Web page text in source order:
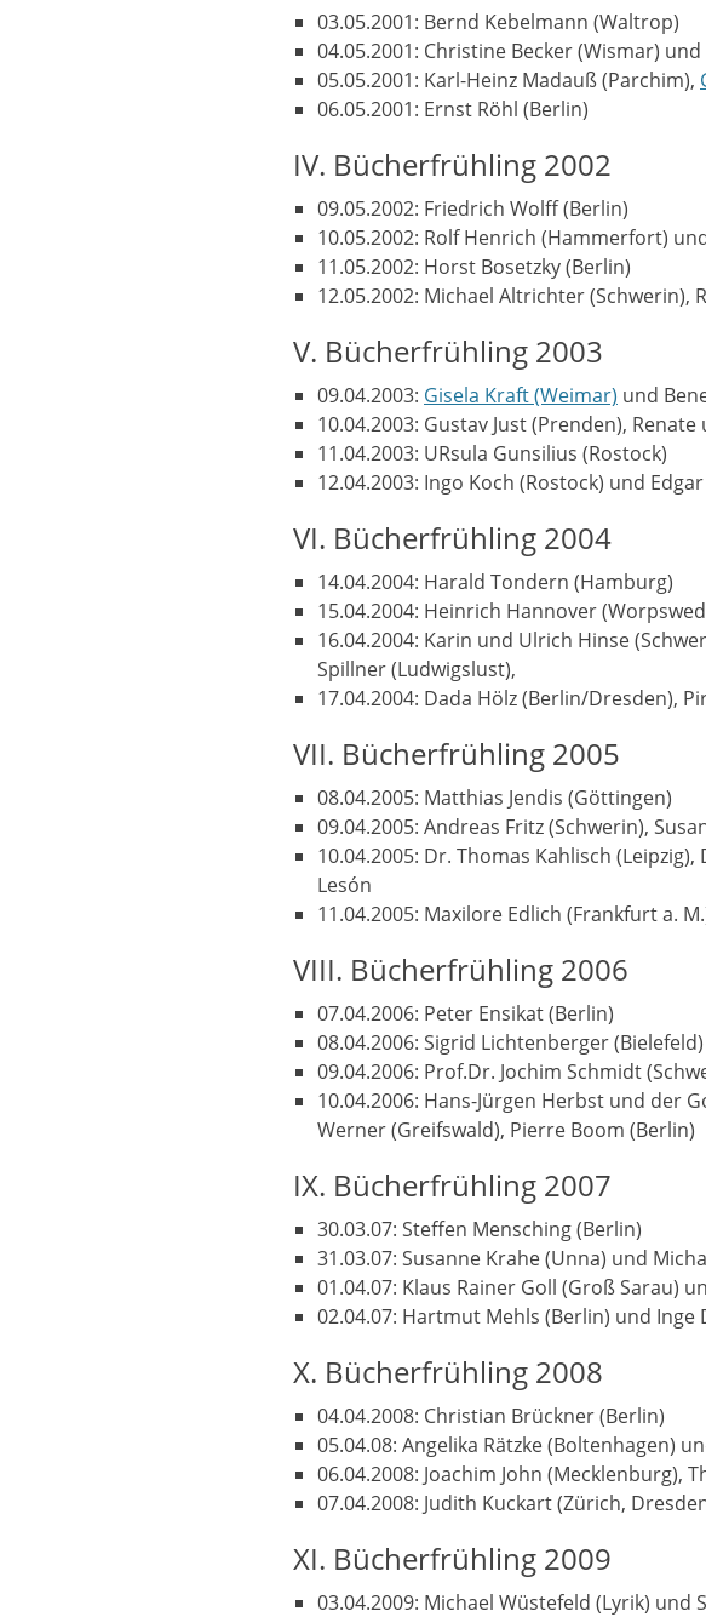
03.05.2001: Bernd Kebelmann (Waltrop)
04.05.2001: Christine Becker (Wismar)
05.05.2001: Karl-Heinz Madauß (Parchim),
06.05.2001: Ernst Röhl (Berlin)
IV. Bücherfrühling 2002
09.05.2002: Friedrich Wolff (Berlin)
10.05.2002: Rolf Henrich (Hammerfort)
11.05.2002: Horst Bosetzky (Berlin)
12.05.2002: Michael Altrichter (Schwerin),
V. Bücherfrühling 2003
09.04.2003: Gisela Kraft (Weimar) und
10.04.2003: Gustav Just (Prenden),
11.04.2003: URsula Gunsilius (Rostock)
12.04.2003: Ingo Koch (Rostock) und
VI. Bücherfrühling 2004
14.04.2004: Harald Tondern (Hamburg)
15.04.2004: Heinrich Hannover
16.04.2004: Karin und Ulrich Hinse
Spillner (Ludwigslust),
17.04.2004: Dada Hölz (Berlin/Dresden),
VII. Bücherfrühling 2005
08.04.2005: Matthias Jendis (Göttingen)
09.04.2005: Andreas Fritz (Schwerin),
10.04.2005: Dr. Thomas Kahlisch
Lesón
11.04.2005: Maxilore Edlich (Frankfurt a.
VIII. Bücherfrühling 2006
07.04.2006: Peter Ensikat (Berlin)
08.04.2006: Sigrid Lichtenberger
09.04.2006: Prof.Dr. Jochim Schmidt
10.04.2006: Hans-Jürgen Herbst und der
Werner (Greifswald), Pierre Boom (Berlin)
IX. Bücherfrühling 2007
30.03.07: Steffen Mensching (Berlin)
31.03.07: Susanne Krahe (Unna) und
01.04.07: Klaus Rainer Goll (Groß Sarau)
02.04.07: Hartmut Mehls (Berlin) und Inge
X. Bücherfrühling 2008
04.04.2008: Christian Brückner (Berlin)
05.04.08: Angelika Rätzke (Boltenhagen)
06.04.2008: Joachim John (Mecklenburg),
07.04.2008: Judith Kuckart (Zürich,
XI. Bücherfrühling 2009
03.04.2009: Michael Wüstefeld (Lyrik) und